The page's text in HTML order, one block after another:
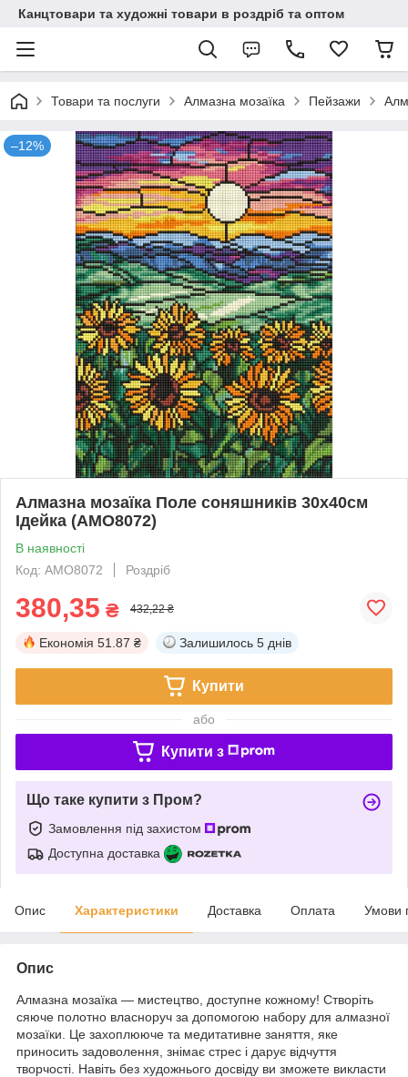
Канцтовари та художні товари в роздріб та оптом
Товари та послуги Алмазна мозаїка Пейзажи
–12%
Алмазна мозаїка Поле соняшників 30х40см
Ідейка (AMO8072)
В наявності
Код: AMO8072
Роздріб
380,35 ₴ 432,22 ₴
Економія 51.87 ₴ Залишилось 5 днів
Купити
або
Купити з
Що таке купити з Пром?
Замовлення під захистом
Доступна доставка
Опис Характеристики Доставка Оплата Умови
Опис
Алмазна мозаїка — мистецтво, доступне кожному! Створіть
сяюче полотно власноруч за допомогою набору для алмазної
мозаїки. Це захоплююче та медитативне заняття, яке
приносить задоволення, знімає стрес і дарує відчуття
творчості. Навіть без художнього досвіду ви зможете викласти